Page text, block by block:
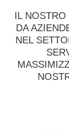
IL
DA
NEL